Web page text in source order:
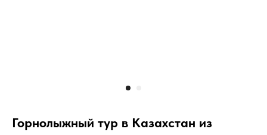
Горнолыжный тур в Казахстан из